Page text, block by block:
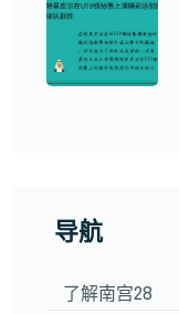
导航
了解南宫28